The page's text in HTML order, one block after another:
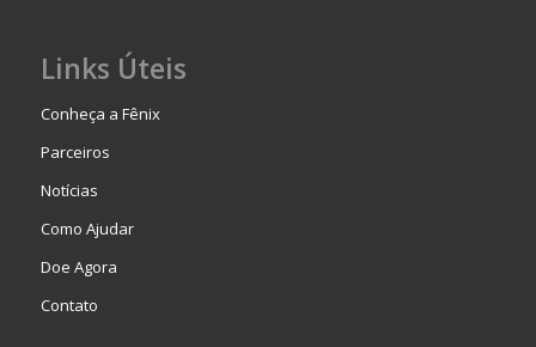
Links Úteis
Conheça a Fênix
Parceiros
Notícias
Como Ajudar
Doe Agora
Contato